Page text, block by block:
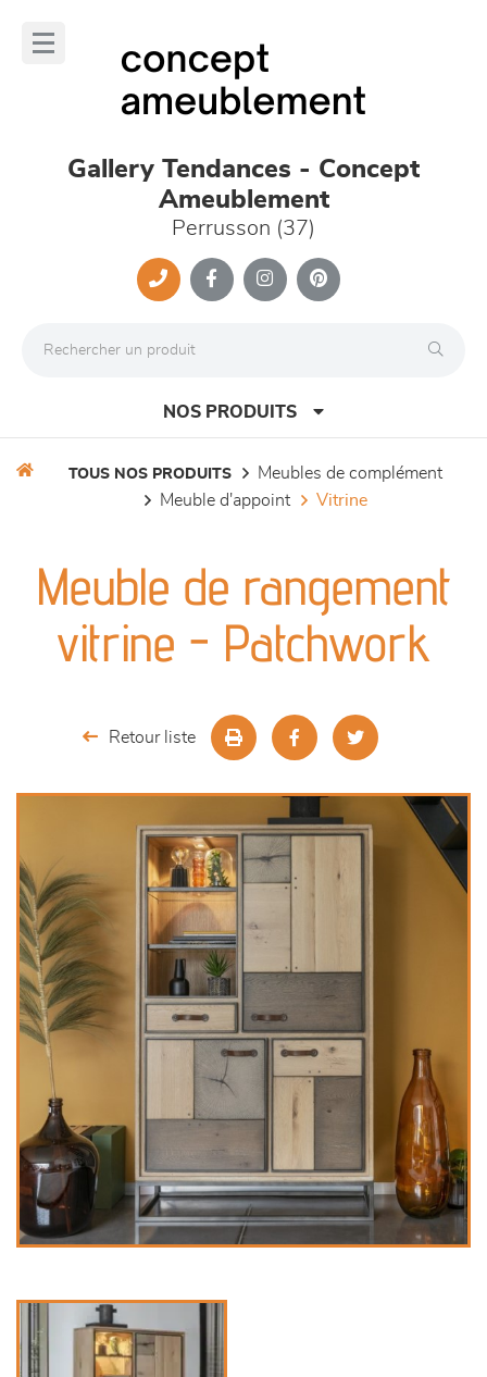
Gallery Tendances - Concept
Ameublement
Perrusson (37)
NOS PRODUITS
séjours
meubles de complément
TOUS NOS PRODUITS
meubles de complément
meuble d'appoint
vitrine
Meuble de rangement
vitrine - Patchwork
Retour liste